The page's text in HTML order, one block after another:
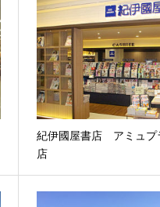
紀伊國屋書店 アミュプ
店